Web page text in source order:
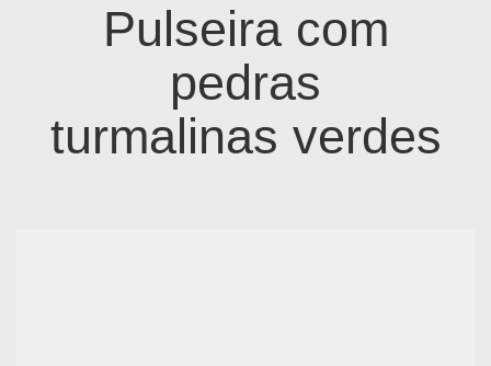
Pulseira com
pedras
turmalinas verdes